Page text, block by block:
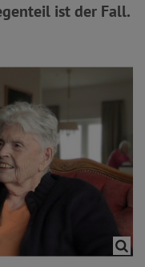
ist der Fall.